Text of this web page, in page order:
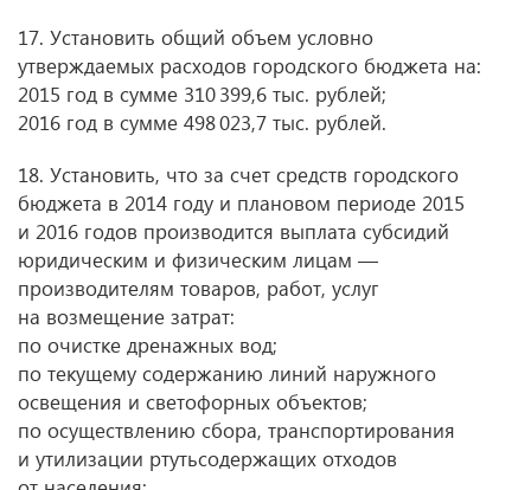
17. Установить общий объем условно
утверждаемых расходов городского бюджета на:
2015 год в сумме 310 399,6 тыс. рублей;
2016 год в сумме 498 023,7 тыс. рублей.
18. Установить, что за счет средств городского
бюджета в 2014 году и плановом периоде 2015
и 2016 годов производится выплата субсидий
юридическим и физическим лицам —
производителям товаров, работ, услуг
на возмещение затрат:
по очистке дренажных вод;
по текущему содержанию линий наружного
освещения и светофорных объектов;
по осуществлению сбора, транспортирования
и утилизации ртутьсодержащих отходов